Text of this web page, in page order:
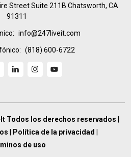
Street Suite 211B Chatsworth, CA
91311
info@247liveit.com
(818) 600-6722
Todos los derechos reservados
Política de la privacidad
de uso